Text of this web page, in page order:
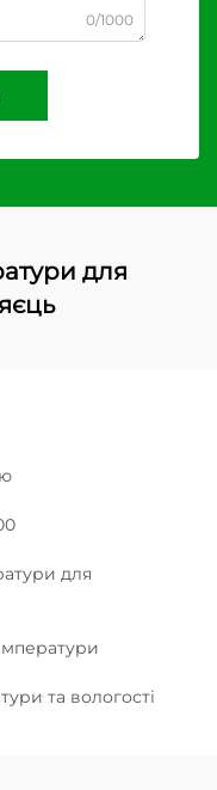
0/1000
для
для
та вологості